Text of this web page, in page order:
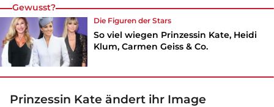
Gewusst?
Die Figuren der Stars
So viel wiegen Prinzessin Kate, Heidi
Klum, Carmen Geiss & Co.
Prinzessin Kate ändert ihr Image